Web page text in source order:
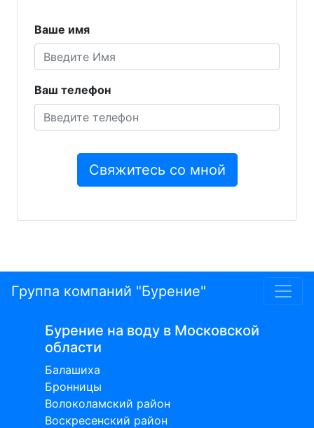
Ваше имя
Ваш телефон
Группа компаний "Бурение"
Бурение на воду в Московской
области
Балашиха
Бронницы
Волоколамский район
Воскресенский район